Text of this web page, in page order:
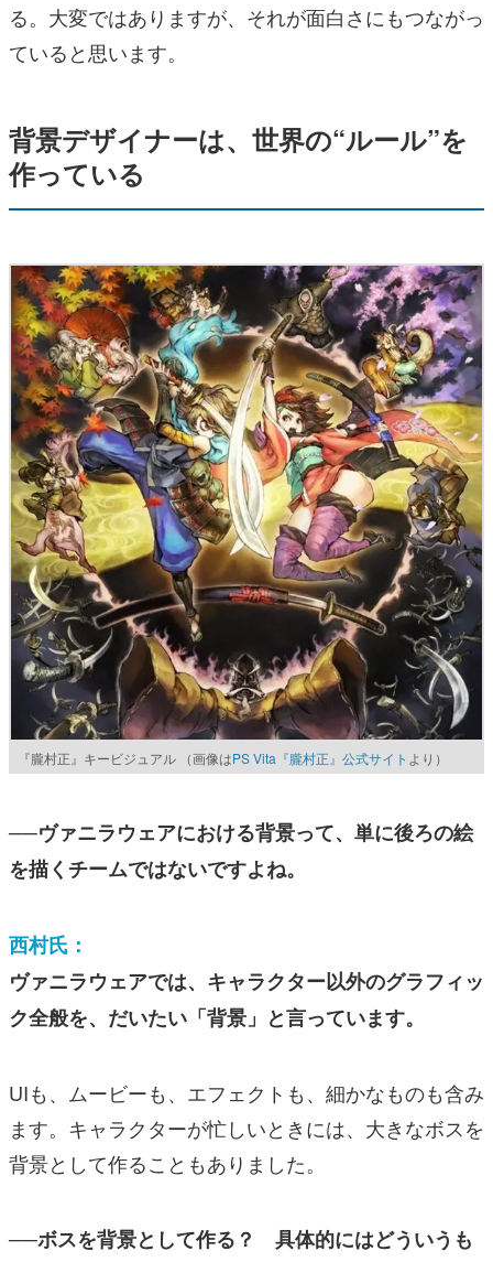
る。大変ではありますが、それが面白さにもつながっ
ていると思います。
背景デザイナーは、世界の“ルール”を
作っている
『朧村正』キービジュアル （画像はPS Vita『朧村正』公式サイト より）
──ヴァニラウェアにおける背景って、単に後ろの絵
を描くチームではないですよね。
西村氏：
ヴァニラウェアでは、キャラクター以外のグラフィッ
ク全般を、だいたい「背景」と言っています。
UIも、ムービーも、エフェクトも、細かなものも含み
ます。キャラクターが忙しいときには、大きなボスを
背景として作ることもありました。
──ボスを背景として作る？ 具体的にはどういうも